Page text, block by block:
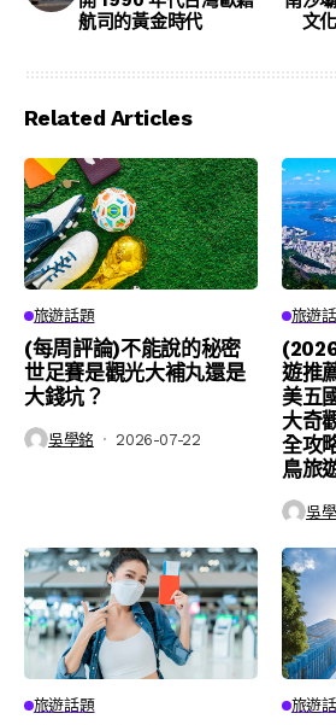
航司的黃金時代
文
Related Articles
旅遊話題
(每周評論)不能說的秘密
世足賽是觀光大補丸還是
大錢坑？
吳學銘 2026-07-22
旅遊
遊推
美五
大奇
全攻
鳥旅
吳
旅遊話題 旅遊